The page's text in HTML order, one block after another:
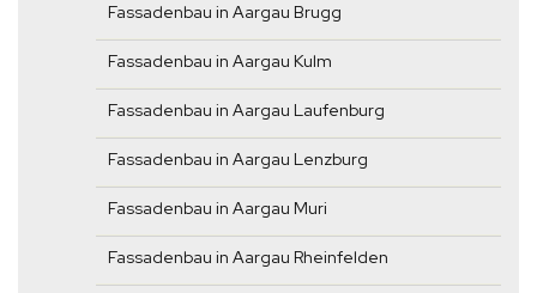
Fassadenbau in Aargau Brugg
Fassadenbau in Aargau Kulm
Fassadenbau in Aargau Laufenburg
Fassadenbau in Aargau Lenzburg
Fassadenbau in Aargau Muri
Fassadenbau in Aargau Rheinfelden